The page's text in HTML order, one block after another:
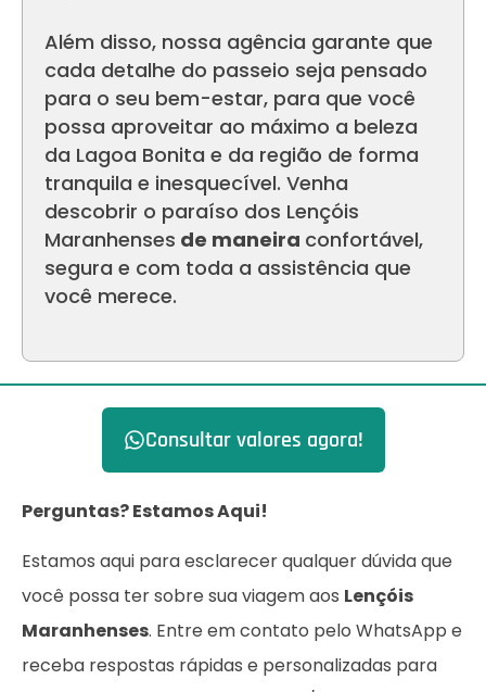
Além disso, nossa agência garante que
cada detalhe do passeio seja pensado
para o seu bem-estar, para que você
possa aproveitar ao máximo a beleza
da Lagoa Bonita e da região de forma
tranquila e inesquecível. Venha
descobrir o paraíso dos Lençóis
Maranhenses de maneira confortável,
segura e com toda a assistência que
você merece.
Consultar valores agora!
Perguntas? Estamos Aqui!
Estamos aqui para esclarecer qualquer dúvida que
você possa ter sobre sua viagem aos Lençóis
Maranhenses. Entre em contato pelo WhatsApp e
receba respostas rápidas e personalizadas para